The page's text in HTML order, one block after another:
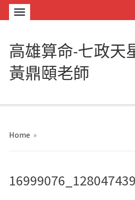
高雄算命-七政天
黃鼎頤老師
Home »